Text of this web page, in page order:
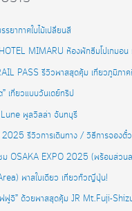
รยากาศใบไม้เปลี่ยนสี
MIMARU ห้องพักธีมโปเกมอน
PASS รีวิวพาสสุดคุ้ม เที่ยวภูมิภา
” เที่ยวแบบวันเดย์ทริป
พูลวิลล่า จันทบุรี
รีวิวการเดินทาง / วิธีการจองตั๋ว
ม OSAKA EXPO 2025 (พร้อมส่วน
พาสใบเดียว เที่ยวทั่วญี่ปุ่น!
ไฟฟูจิ” ด้วยพาสสุดคุ้ม JR Mt.Fuji-